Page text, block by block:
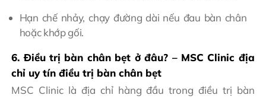
Hạn chế nhảy, chạy đường dài nếu đau bàn chân
hoặc khớp gối.
6. Điều trị bàn chân bẹt ở đâu? – MSC Clinic địa
chỉ uy tín điều trị bàn chân bẹt
MSC Clinic là địa chỉ hàng đầu trong điều trị bàn